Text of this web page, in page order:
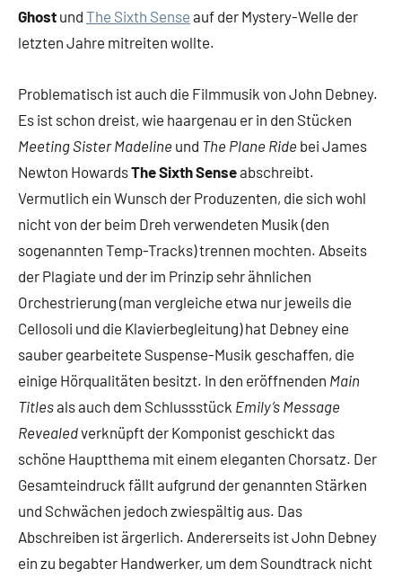
Ghost und The Sixth Sense auf der Mystery-Welle der
letzten Jahre mitreiten wollte.
Problematisch ist auch die Filmmusik von John Debney.
Es ist schon dreist, wie haargenau er in den Stücken
Meeting Sister Madeline und The Plane Ride bei James
Newton HowardsThe Sixth Senseabschreibt.
Vermutlich ein Wunsch der Produzenten, die sich wohl
nicht von der beim Dreh verwendeten Musik (den
sogenannten Temp-Tracks) trennen mochten. Abseits
der Plagiate und der im Prinzip sehr ähnlichen
Orchestrierung (man vergleiche etwa nur jeweils die
Cellosoli und die Klavierbegleitung) hat Debney eine
sauber gearbeitete Suspense-Musik geschaffen, die
einige Hörqualitäten besitzt. In den eröffnenden Main
Titlesals auch dem Schlussstück Emily’s Message
Revealedverknüpft der Komponist geschickt das
schöne Hauptthema mit einem eleganten Chorsatz. Der
Gesamteindruck fällt aufgrund der genannten Stärken
und Schwächen jedoch zwiespältig aus. Das
Abschreiben ist ärgerlich. Andererseits ist John Debney
ein zu begabter Handwerker, um dem Soundtrack nicht